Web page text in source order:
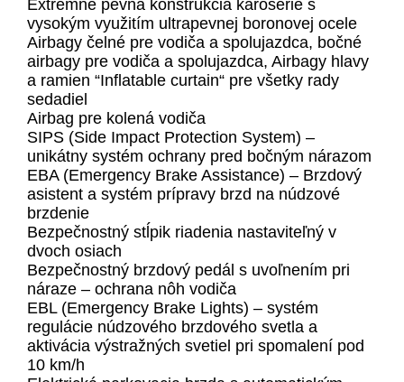
Extrémne pevná konštrukcia karosérie s
vysokým využitím ultrapevnej boronovej ocele
Airbagy čelné pre vodiča a spolujazdca, bočné
airbagy pre vodiča a spolujazdca, Airbagy hlavy
a ramien “Inflatable curtain“ pre všetky rady
sedadiel
Airbag pre kolená vodiča
SIPS (Side Impact Protection System) –
unikátny systém ochrany pred bočným nárazom
EBA (Emergency Brake Assistance) – Brzdový
asistent a systém prípravy brzd na núdzové
brzdenie
Bezpečnostný stĺpik riadenia nastaviteľný v
dvoch osiach
Bezpečnostný brzdový pedál s uvoľnením pri
náraze – ochrana nôh vodiča
EBL (Emergency Brake Lights) – systém
regulácie núdzového brzdového svetla a
aktivácia výstražných svetiel pri spomalení pod
10 km/h